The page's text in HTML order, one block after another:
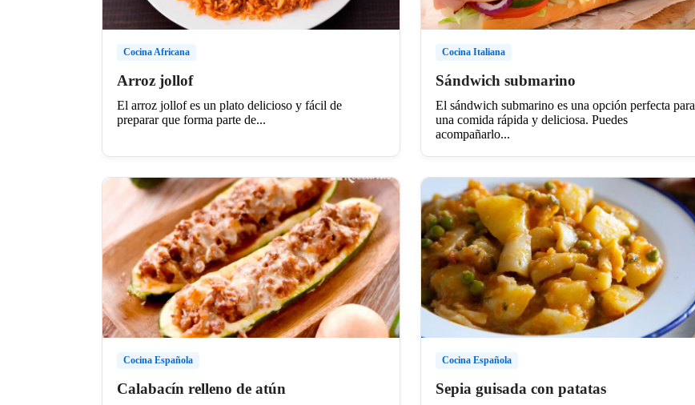
Cocina Africana
Arroz jollof
El arroz jollof es un plato delicioso y fácil de
preparar que forma parte de...
Cocina Italiana
Sándwich submarino
El sándwich submarino es una opción perfecta para
una comida rápida y deliciosa. Puedes
acompañarlo...
Cocina Española
Calabacín relleno de atún
Cocina Española
Sepia guisada con patatas